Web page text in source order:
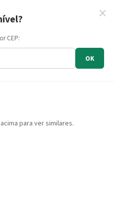
seu CEP
produtos e prazo
×
CEP:
OK
para ver similares.